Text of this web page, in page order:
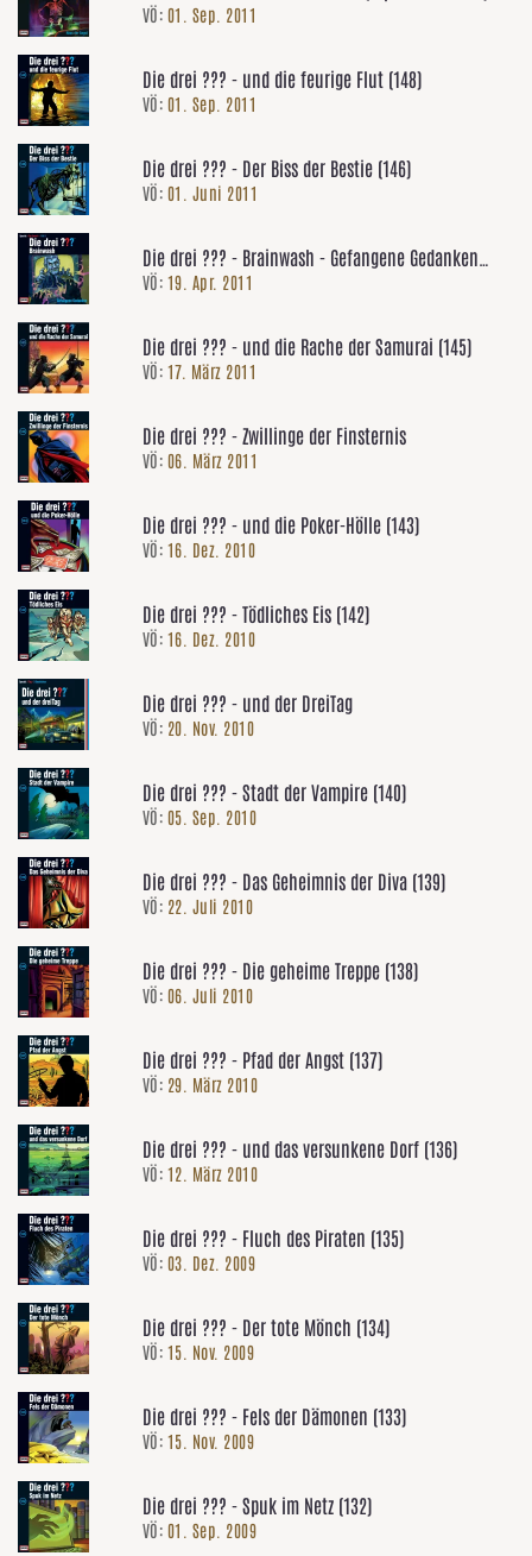
VÖ: 01. Sep. 2011
Die drei ??? - und die feurige Flut (148)
VÖ: 01. Sep. 2011
Die drei ??? - Der Biss der Bestie (146)
VÖ: 01. Juni 2011
Die drei ??? - Brainwash - Gefangene Gedanken
(Special:Teil 1)
VÖ: 19. Apr. 2011
Die drei ??? - und die Rache der Samurai (145)
VÖ: 17. März 2011
Die drei ??? - Zwillinge der Finsternis
VÖ: 06. März 2011
Die drei ??? - und die Poker-Hölle (143)
VÖ: 16. Dez. 2010
Die drei ??? - Tödliches Eis (142)
VÖ: 16. Dez. 2010
Die drei ??? - und der DreiTag
VÖ: 20. Nov. 2010
Die drei ??? - Stadt der Vampire (140)
VÖ: 05. Sep. 2010
Die drei ??? - Das Geheimnis der Diva (139)
VÖ: 22. Juli 2010
Die drei ??? - Die geheime Treppe (138)
VÖ: 06. Juli 2010
Die drei ??? - Pfad der Angst (137)
VÖ: 29. März 2010
Die drei ??? - und das versunkene Dorf (136)
VÖ: 12. März 2010
Die drei ??? - Fluch des Piraten (135)
VÖ: 03. Dez. 2009
Die drei ??? - Der tote Mönch (134)
VÖ: 15. Nov. 2009
Die drei ??? - Fels der Dämonen (133)
VÖ: 15. Nov. 2009
Die drei ??? - Spuk im Netz (132)
VÖ: 01. Sep. 2009